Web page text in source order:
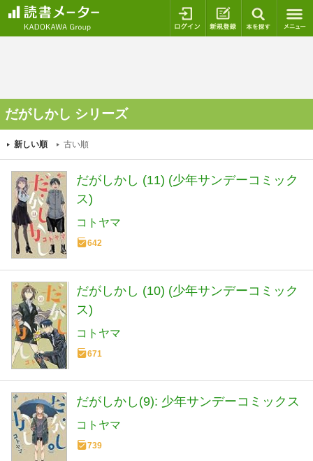
ログイン 新規登録
だがしかし シリーズ
新しい順 古い順
だがしかし (11) (少年サンデーコミック
ス)
コトヤマ
642
だがしかし (10) (少年サンデーコミック
ス)
コトヤマ
671
だがしかし(9): 少年サンデーコミックス
コトヤマ
739